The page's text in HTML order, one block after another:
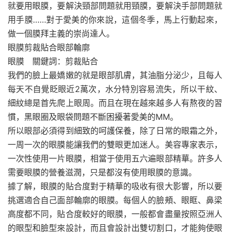
就要用眼膜，要解決頸部問題就用頸膜，要解決手部問題就
用手膜……對于愛美的你來說，這個冬季，馬上行動起來，
做一個膜拜主義的崇尚達人。
眼膜剪裁貼合眼部輪廓
眼膜 關鍵詞：剪裁貼合
我們的臉上最嬌嫩的就是眼部肌膚，其油脂分泌少，且每人
每天不自覺眨眼近2萬次，水分特別容易流失，所以干紋、
細紋總是首先爬上眼周。而且在現在越來越多人有熬夜的習
慣，黑眼圈及眼袋問題不斷困擾著愛美的MM。
所以眼部必須得到細致的呵護保養，除了日常的眼霜之外，
一周一次的眼膜能讓我們的雙眼更加迷人。美容專家表示，
一次性使用一片眼膜，相當于使用五六遍眼部精華。許多人
需要眼膜的營養滋潤，只是都沒有使用眼膜的意識。
據了解，眼膜的貼合度對于精華的吸收有很大影響，所以要
挑選適合自己面部輪廓的眼膜。每個人的臉頰、眼眶、鼻梁
高度都不同，貼合度較好的眼膜，一般都會盡量按照亞洲人
的眼型和臉型來設計，而且會設計出雙切割口，才能夠使眼